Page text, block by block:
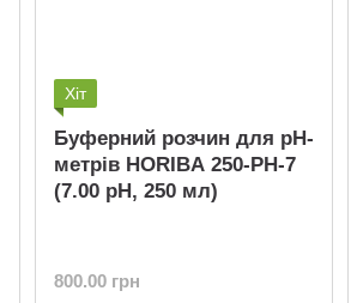
Хіт
Буферний розчин для pH-
метрів HORIBA 250-PH-7
(7.00 pH, 250 мл)
800.00 грн